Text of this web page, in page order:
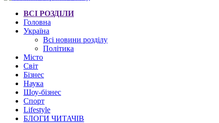
ВСІ РОЗДІЛИ
Головна
Україна
Всі новини розділу
Політика
Місто
Світ
Бізнес
Наука
Шоу-бізнес
Спорт
Lifestyle
БЛОГИ ЧИТАЧІВ